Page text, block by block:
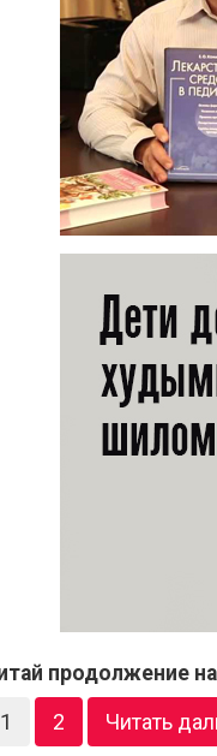
продолжение
1 2 Читать